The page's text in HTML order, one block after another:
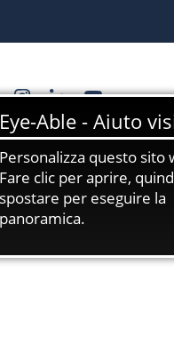
Instagram
LinkedinYouTube
Sostienici